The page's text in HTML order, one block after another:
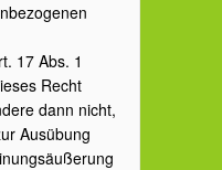
17 Abs. 1
Recht
dann nicht,
Ausübung